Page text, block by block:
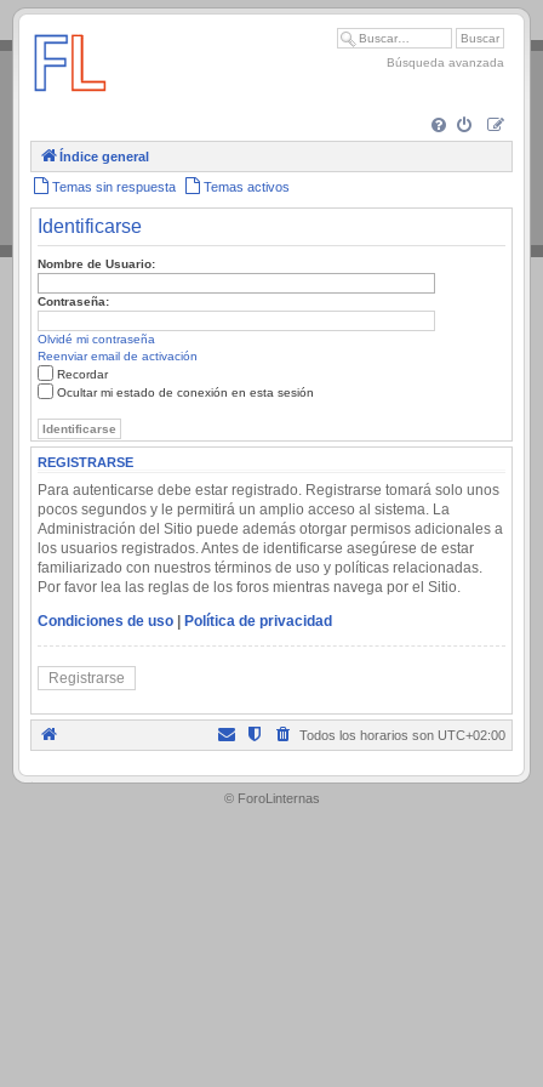
.
Búsqueda avanzada
Índice general
Temas sin respuesta Temas activos
Identificarse
Nombre de Usuario:
Contraseña:
Olvidé mi contraseña
Reenviar email de activación
Recordar
Ocultar mi estado de conexión en esta sesión
REGISTRARSE
Para autenticarse debe estar registrado. Registrarse tomará solo unos
pocos segundos y le permitirá un amplio acceso al sistema. La
Administración del Sitio puede además otorgar permisos adicionales a
los usuarios registrados. Antes de identificarse asegúrese de estar
familiarizado con nuestros términos de uso y políticas relacionadas.
Por favor lea las reglas de los foros mientras navega por el Sitio.
Condiciones de uso | Política de privacidad
Registrarse
Todos los horarios son UTC+02:00
.
© ForoLinternas